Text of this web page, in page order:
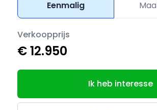
Eenmalig
Verkoopprijs
€ 12.950
Ik heb interesse